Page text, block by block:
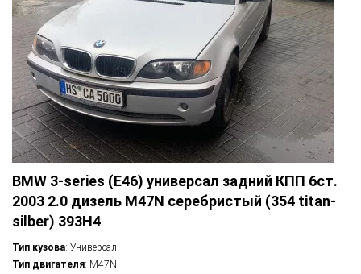
BMW 3-series (E46) универсал задний КПП 6ст.
2003 2.0 дизель M47N серебристый (354 titan-
silber) 393H4
Тип кузова: Универсал
Тип двигателя: M47N